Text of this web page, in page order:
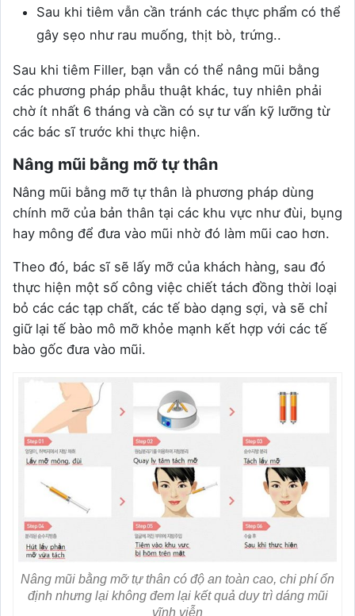
Sau khi tiêm vẫn cần tránh các thực phẩm có thể
gây sẹo như rau muống, thịt bò, trứng..
Sau khi tiêm Filler, bạn vẫn có thể nâng mũi bằng
các phương pháp phẫu thuật khác, tuy nhiên phải
chờ ít nhất 6 tháng và cần có sự tư vấn kỹ lưỡng từ
các bác sĩ trước khi thực hiện.
Nâng mũi bằng mỡ tự thân
Nâng mũi bằng mỡ tự thân là phương pháp dùng
chính mỡ của bản thân tại các khu vực như đùi, bụng
hay mông để đưa vào mũi nhờ đó làm mũi cao hơn.
Theo đó, bác sĩ sẽ lấy mỡ của khách hàng, sau đó
thực hiện một số công việc chiết tách đồng thời loại
bỏ các các tạp chất, các tế bào dạng sợi, và sẽ chỉ
giữ lại tế bào mô mỡ khỏe mạnh kết hợp với các tế
bào gốc đưa vào mũi.
Nâng mũi bằng mỡ tự thân có độ an toàn cao, chi phí ổn
định nhưng lại không đem lại kết quả duy trì dáng mũi
vĩnh viễn